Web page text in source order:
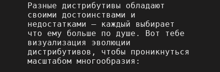
Разные дистрибутивы обладают
своими достоинствами и
недостатками – каждый выбирает
что ему больше по душе. Вот тебе
визуализация эволюции
дистрибутивов, чтобы проникнуться
масштабом многообразия: